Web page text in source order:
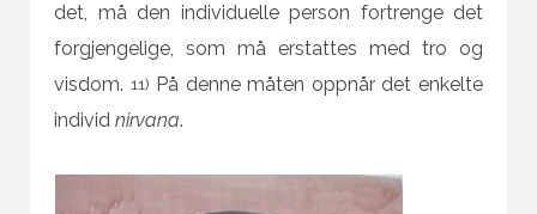
det, må den individuelle person fortrenge det
forgjengelige, som må erstattes med tro og
visdom. 11) På denne måten oppnår det enkelte
individ nirvana.